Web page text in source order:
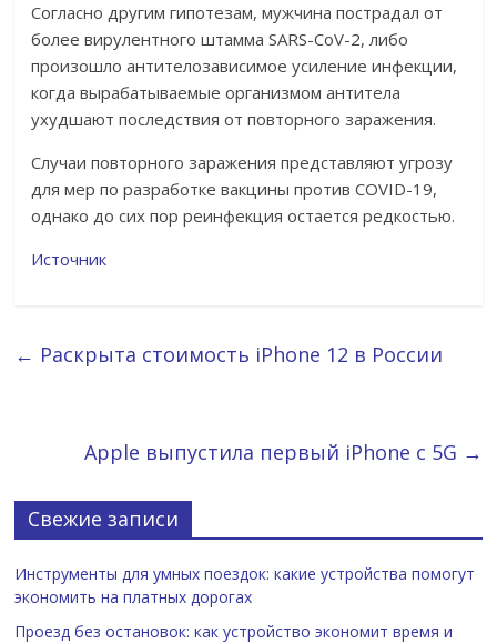
Согласно другим гипотезам, мужчина пострадал от
более вирулентного штамма SARS-CoV-2, либо
произошло антителозависимое усиление инфекции,
когда вырабатываемые организмом антитела
ухудшают последствия от повторного заражения.
Случаи повторного заражения представляют угрозу
для мер по разработке вакцины против COVID-19,
однако до сих пор реинфекция остается редкостью.
Источник
← Раскрыта стоимость iPhone 12 в России
Apple выпустила первый iPhone с 5G →
Свежие записи
Инструменты для умных поездок: какие устройства помогут
экономить на платных дорогах
Проезд без остановок: как устройство экономит время и